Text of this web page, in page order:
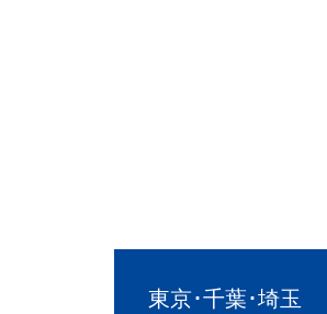
東京･千葉･埼玉